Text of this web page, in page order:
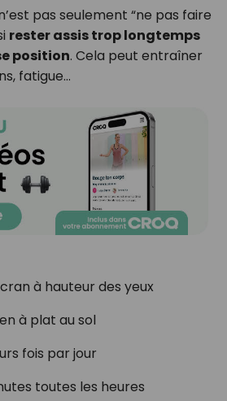
pas seulement “ne pas faire
rester assis trop longtemps
position. Cela peut entraîner
fatigue…
à hauteur des yeux
à plat au sol
fois par jour
toutes les heures